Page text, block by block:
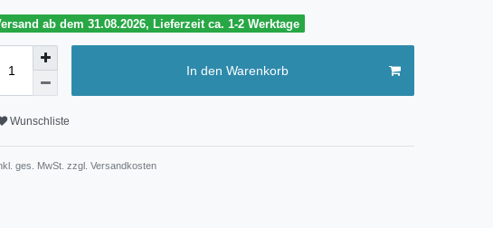
ab dem 31.08.2026, Lieferzeit ca. 1-2 Werktage
In den Warenkorb
Wunschliste
ges. MwSt. zzgl. Versandkosten